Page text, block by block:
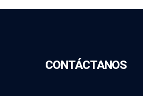
CONTÁCTANOS